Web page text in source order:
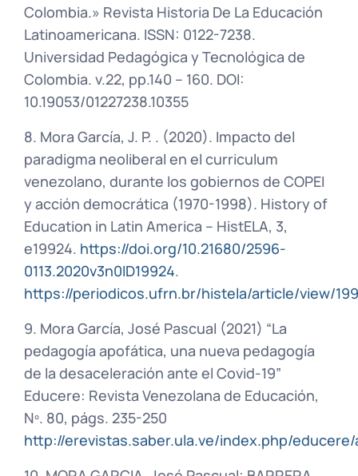
Colombia.» Revista Historia De La Educación
Latinoamericana. ISSN: 0122-7238.
Universidad Pedagógica y Tecnológica de
Colombia. v.22, pp.140 – 160. DOI:
10.19053/01227238.10355
8. Mora García, J. P. . (2020). Impacto del
paradigma neoliberal en el curriculum
venezolano, durante los gobiernos de COPEI
y acción democrática (1970-1998). History of
Education in Latin America – HistELA, 3,
e19924. https://doi.org/10.21680/2596-
0113.2020v3n0ID19924.
https://periodicos.ufrn.br/histela/article/view/
9. Mora García, José Pascual (2021) “La
pedagogía apofática, una nueva pedagogía
de la desaceleración ante el Covid-19”
Educere: Revista Venezolana de Educación,
Nº. 80, págs. 235-250
http://erevistas.saber.ula.ve/index.php/educere/